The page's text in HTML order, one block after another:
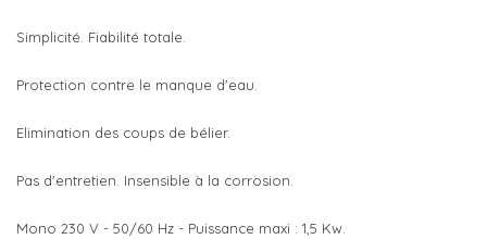
Simplicité. Fiabilité totale.
Protection contre le manque d'eau.
Elimination des coups de bélier.
Pas d'entretien. Insensible à la corrosion.
Mono 230 V - 50/60 Hz - Puissance maxi : 1,5 Kw.